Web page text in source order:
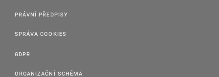
PRÁVNÍ PŘEDPISY
SPRÁVA COOKIES
GDPR
ORGANIZAČNÍ SCHÉMA